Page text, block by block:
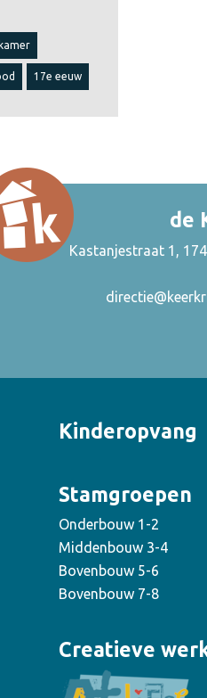
17e eeuw
de
Kastanjestraat 1,
Kinderopvang
Stamgroepen
Onderbouw 1-2
Middenbouw 3-4
Bovenbouw 5-6
Bovenbouw 7-8
Creatieve